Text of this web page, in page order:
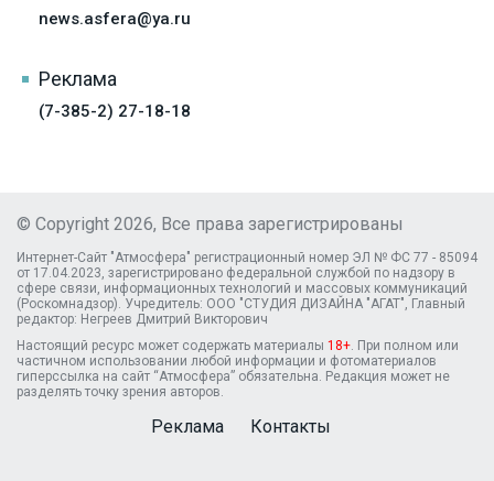
news.asfera@ya.ru
Реклама
(7-385-2) 27-18-18
© Copyright 2026, Все права зарегистрированы
Интернет-Сайт "Атмосфера" регистрационный номер ЭЛ № ФС 77 - 85094
от 17.04.2023, зарегистрировано федеральной службой по надзору в
сфере связи, информационных технологий и массовых коммуникаций
(Роскомнадзор). Учредитель: ООО "СТУДИЯ ДИЗАЙНА "АГАТ", Главный
редактор: Негреев Дмитрий Викторович
Настоящий ресурс может содержать материалы 18+. При полном или
частичном использовании любой информации и фотоматериалов
гиперссылка на сайт “Атмосфера” обязательна. Редакция может не
разделять точку зрения авторов.
Реклама Контакты